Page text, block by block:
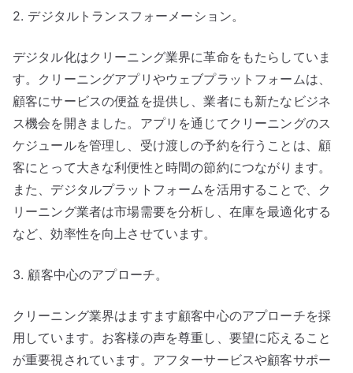
2. デジタルトランスフォーメーション。
デジタル化はクリーニング業界に革命をもたらしていま
す。クリーニングアプリやウェブプラットフォームは、
顧客にサービスの便益を提供し、業者にも新たなビジネ
ス機会を開きました。アプリを通じてクリーニングのス
ケジュールを管理し、受け渡しの予約を行うことは、顧
客にとって大きな利便性と時間の節約につながります。
また、デジタルプラットフォームを活用することで、ク
リーニング業者は市場需要を分析し、在庫を最適化する
など、効率性を向上させています。
3. 顧客中心のアプローチ。
クリーニング業界はますます顧客中心のアプローチを採
用しています。お客様の声を尊重し、要望に応えること
が重要視されています。アフターサービスや顧客サポー